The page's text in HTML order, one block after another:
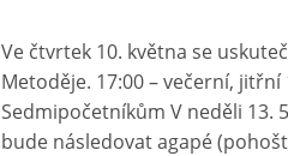
Ve čtvrtek 10. května se
Metoděje. 17:00 – večerní, jitřní
Sedmipočetníkům V neděli 13.
bude následovat agapé